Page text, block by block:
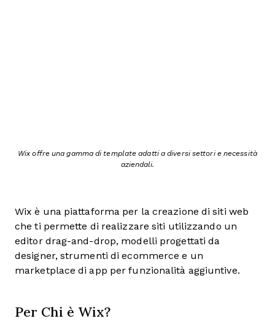
Wix offre una gamma di template adatti a diversi settori e necessità
aziendali.
Wix è una piattaforma per la creazione di siti web
che ti permette di realizzare siti utilizzando un
editor drag-and-drop, modelli progettati da
designer, strumenti di ecommerce e un
marketplace di app per funzionalità aggiuntive.
Per Chi è Wix?